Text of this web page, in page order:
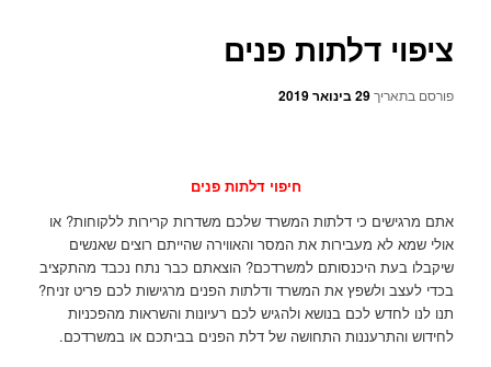
ציפוי דלתות פנים
פורסם בתאריך29 בינואר 2019
חיפוי דלתות פנים
אתם מרגישים כי דלתות המשרד שלכם משדרות קרירות ללקוחות? או
אולי שמא לא מעבירות את המסר והאווירה שהייתם רוצים שאנשים
שיקבלו בעת היכנסותם למשרדכם? הוצאתם כבר נתח נכבד מהתקציב
בכדי לעצב ולשפץ את המשרד ודלתות הפנים מרגישות לכם פריט זניח?
תנו לנו לחדש לכם בנושא ולהגיש לכם רעיונות והשראות מהפכניות
לחידוש והתרעננות התחושה של דלת הפנים בביתכם או במשרדכם.